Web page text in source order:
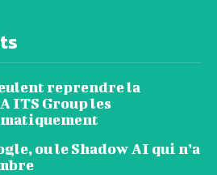
reprendre la
ITS Group les
ou le Shadow AI qui n’a